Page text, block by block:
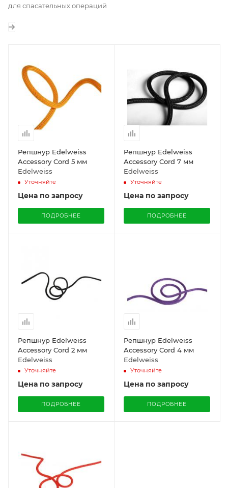
для спасательных операций
Репшнур Edelweiss
Accessory Cord 5 мм
Edelweiss
Уточняйте
Цена по запросу
ПОДРОБНЕЕ
Репшнур Edelweiss
Accessory Cord 7 мм
Edelweiss
Уточняйте
Цена по запросу
ПОДРОБНЕЕ
Репшнур Edelweiss
Accessory Cord 2 мм
Edelweiss
Уточняйте
Цена по запросу
ПОДРОБНЕЕ
Репшнур Edelweiss
Accessory Cord 4 мм
Edelweiss
Уточняйте
Цена по запросу
ПОДРОБНЕЕ